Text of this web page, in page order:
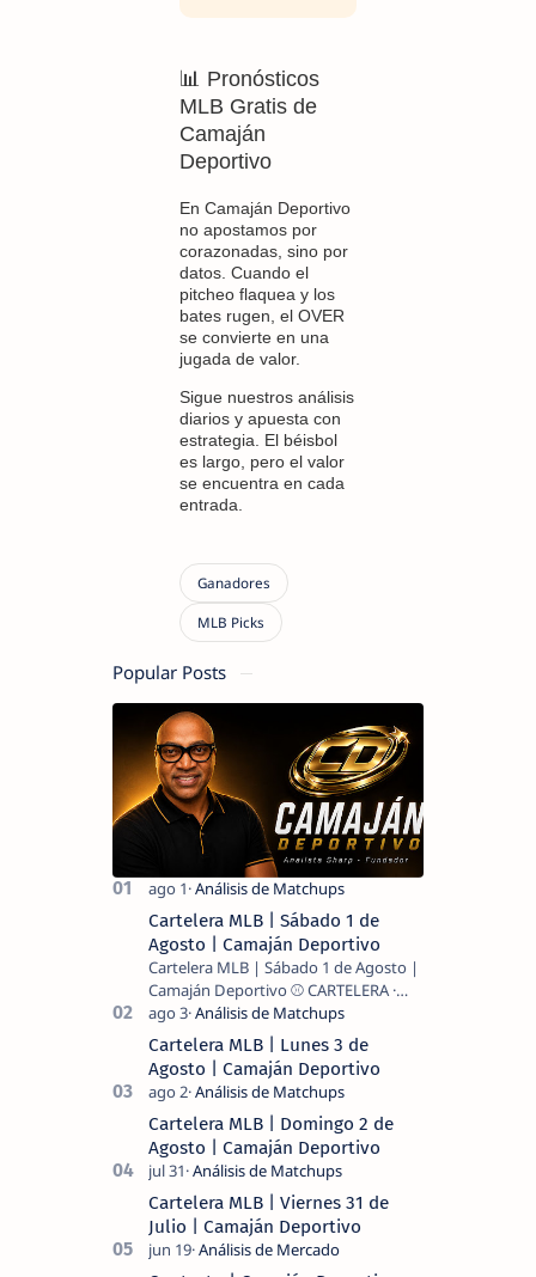
📊 Pronósticos
MLB Gratis de
Camaján
Deportivo
En Camaján Deportivo
no apostamos por
corazonadas, sino por
datos. Cuando el
pitcheo flaquea y los
bates rugen, el OVER
se convierte en una
jugada de valor.
Sigue nuestros análisis
diarios y apuesta con
estrategia. El béisbol
es largo, pero el valor
se encuentra en cada
entrada.
Popular Posts
Cartelera MLB | Sábado 1 de
Agosto | Camaján Deportivo
Cartelera MLB | Sábado 1 de Agosto |
Camaján Deportivo ⚾ CARTELERA ·
Cartelera MLB | Lunes 3 de
Agosto | Camaján Deportivo
Cartelera MLB | Domingo 2 de
Agosto | Camaján Deportivo
Cartelera MLB | Viernes 31 de
Julio | Camaján Deportivo